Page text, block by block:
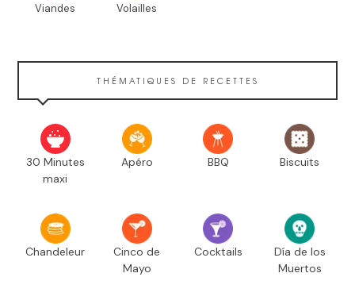
Viandes Volailles
THÉMATIQUES DE RECETTES
30 Minutes
maxi
Apéro BBQ Biscuits
Chandeleur
Cinco de
Mayo
Cocktails
Día de los
Muertos